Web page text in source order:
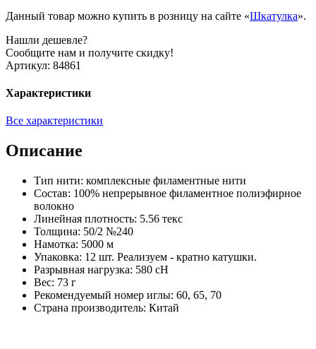
Данный товар можно купить в розницу на сайте «Шкатулка».
Нашли дешевле?
Сообщите нам и получите скидку!
Артикул: 84861
Характеристики
Все характеристики
Описание
Тип нити: комплексные филаментные нити
Состав: 100% непрерывное филаментное полиэфирное
волокно
Линейная плотность: 5.56 текс
Толщина: 50/2 №240
Намотка: 5000 м
Упаковка: 12 шт. Реализуем - кратно катушки.
Разрывная нагрузка: 580 сН
Вес: 73 г
Рекомендуемый номер иглы: 60, 65, 70
Страна производитель: Китай